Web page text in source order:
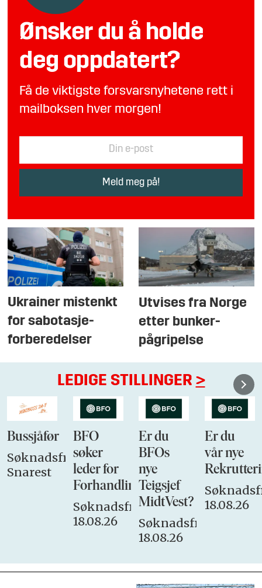
Ønsker du å holde
deg oppdatert?
Få de viktigste forsvarsnyhetene rett i
mailboksen hver morgen!
Ukrainer mistenkt
for sabotasje-
forberedelser
Utvises fra Norge
etter bunker-
pågripelse
LEDIGE STILLINGER >
Bussjåfør
Søknadsfrist:
Snarest
BFO
søker
leder for
Forhandlingsutvalget
Søknadsfrist:
18.08.26
Er du
BFOs
nye
Teigsjef
MidtVest?
Søknadsfrist:
18.08.26
Er du
vår nye
18.08.26